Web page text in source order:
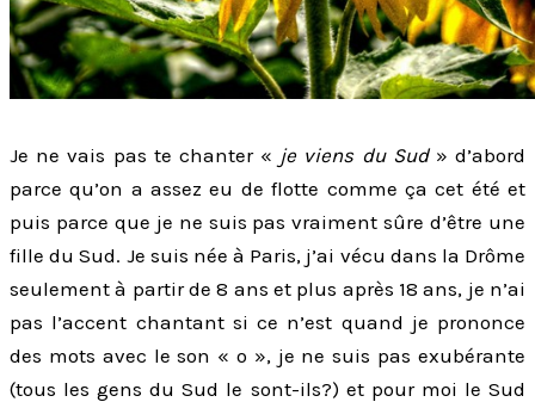
Je ne vais pas te chanter « je viens du Sud» d’abord
parce qu’on a assez eu de flotte comme ça cet été et
puis parce que je ne suis pas vraiment sûre d’être une
fille du Sud. Je suis née à Paris, j’ai vécu dans la Drôme
seulement à partir de 8 ans et plus après 18 ans, je n’ai
pas l’accent chantant si ce n’est quand je prononce
des mots avec le son « o », je ne suis pas exubérante
(tous les gens du Sud le sont-ils?) et pour moi le Sud